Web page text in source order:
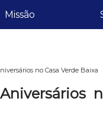
Missão
no Casa Verde Baixa